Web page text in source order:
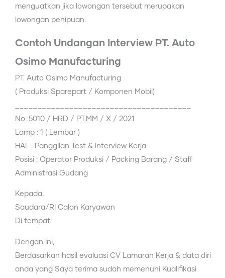
menguatkan jika lowongan tersebut merupakan
lowongan penipuan.
Contoh Undangan Interview PT. Auto
Osimo Manufacturing
PT. Auto Osimo Manufacturing
( Produksi Sparepart / Komponen Mobil)
No :5010 / HRD / PT.MM / X / 2021
Lamp : 1 ( Lembar )
HAL : Panggilan Test & Interview Kerja
Posisi : Operator Produksi / Packing Barang / Staff
Administrasi Gudang
Kepada,
Saudara/RI Calon Karyawan
Di tempat
Dengan Ini,
Berdasarkan hasil evaluasi CV Lamaran Kerja & data diri
anda yang Saya terima sudah memenuhi Kualifikasi